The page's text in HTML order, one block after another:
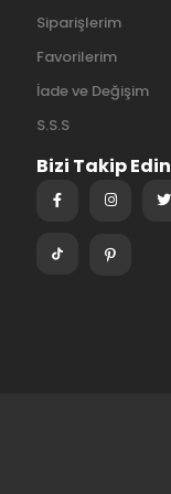
Siparişlerim
Favorilerim
İade ve Değişim
S.S.S
Bizi Takip Edin